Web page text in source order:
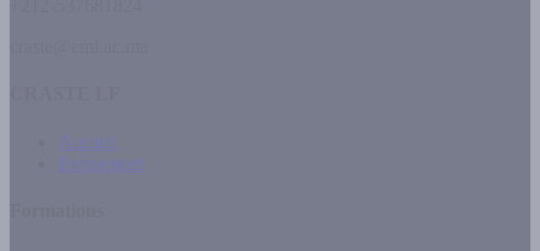
Accueil
Evénement